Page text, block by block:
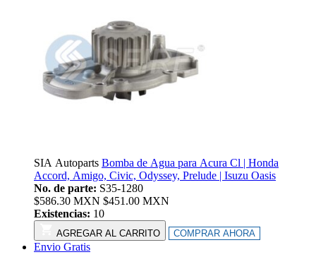
SIA Autoparts Bomba de Agua para Acura Cl | Honda
Accord, Amigo, Civic, Odyssey, Prelude | Isuzu Oasis
No. de parte: S35-1280
$586.30 MXN $451.00 MXN
Existencias: 10
AGREGAR AL CARRITO COMPRAR AHORA
Envio Gratis